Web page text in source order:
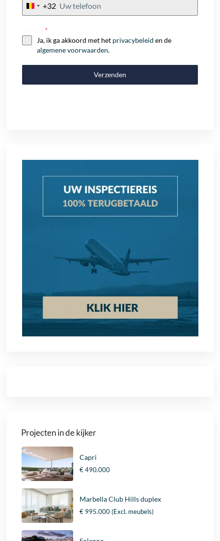
Belgium
+32
Consent*
Ja, ik ga akkoord met het privacybeleid en de
algemene voorwaarden.
Verzenden
Projecten in de kijker
Capri
€ 490.000
Marbella Club Hills duplex
€ 995.000(Excl. meubels)